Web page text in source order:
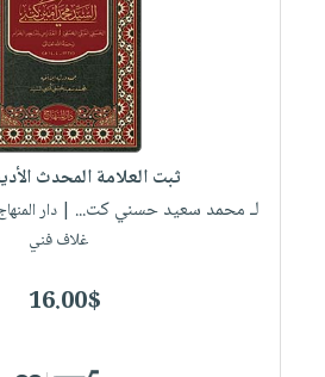
ثبت العلامة المحدث
لـ محمد سعيد حسني كت... | دار
غلاف فني
16.00$